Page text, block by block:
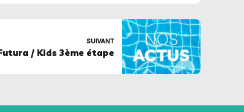
SUIVANT
/ Kids 3ème étape